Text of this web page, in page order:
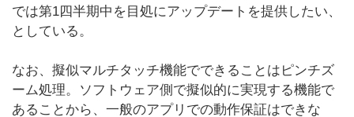
では第1四半期中を目処にアップデートを提供したい、
としている。
なお、擬似マルチタッチ機能でできることはピンチズ
ーム処理。ソフトウェア側で擬似的に実現する機能で
あることから、一般のアプリでの動作保証はできな